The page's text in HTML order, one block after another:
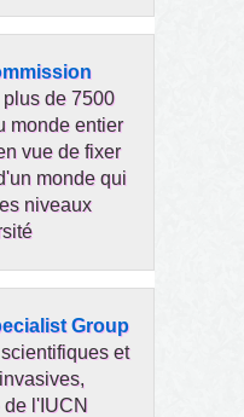
de 7500
monde entier
vue de fixer
monde qui
niveaux
Group
et
l'IUCN